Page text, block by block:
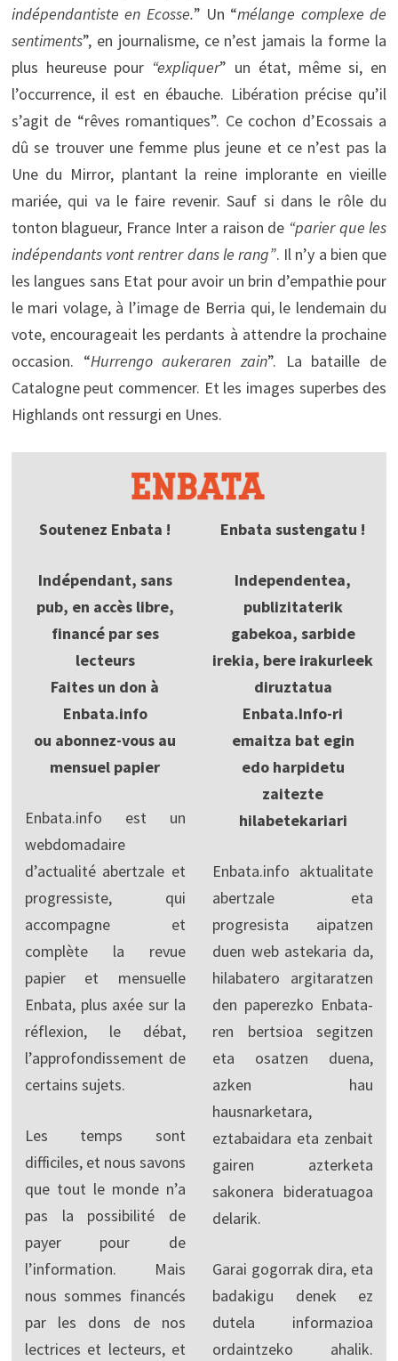
indépendantiste en Ecosse.” Un “mélange complexe de
sentiments”, en journalisme, ce n’est jamais la forme la
plus heureuse pour “expliquer” un état, même si, en
l’occurrence, il est en ébauche. Libération précise qu’il
s’agit de “rêves romantiques”. Ce cochon d’Ecossais a
dû se trouver une femme plus jeune et ce n’est pas la
Une du Mirror, plantant la reine implorante en vieille
mariée, qui va le faire revenir. Sauf si dans le rôle du
tonton blagueur, France Inter a raison de “parier que les
indépendants vont rentrer dans le rang”. Il n’y a bien que
les langues sans Etat pour avoir un brin d’empathie pour
le mari volage, à l’image de Berria qui, le lendemain du
vote, encourageait les perdants à attendre la prochaine
occasion. “Hurrengo aukeraren zain”. La bataille de
Catalogne peut commencer. Et les images superbes des
Highlands ont ressurgi en Unes.
Soutenez Enbata !
Indépendant, sans
pub, en accès libre,
financé par ses
lecteurs
Faites un don à
Enbata.info
ou abonnez-vous au
mensuel papier
Enbata.info est un
webdomadaire
d’actualité abertzale et
progressiste, qui
accompagne et
complète la revue
papier et mensuelle
Enbata, plus axée sur la
réflexion, le débat,
l’approfondissement de
certains sujets.
Les temps sont
difficiles, et nous savons
que tout le monde n’a
pas la possibilité de
payer pour de
l’information. Mais
nous sommes financés
par les dons de nos
lectrices et lecteurs, et
Enbata sustengatu !
Independentea,
publizitaterik
gabekoa, sarbide
irekia, bere irakurleek
diruztatua
Enbata.Info-ri
emaitza bat egin
edo harpidetu
zaitezte
hilabetekariari
Enbata.info aktualitate
abertzale eta
progresista aipatzen
duen web astekaria da,
hilabatero argitaratzen
den paperezko Enbata-
ren bertsioa segitzen
eta osatzen duena,
azken hau
hausnarketara,
eztabaidara eta zenbait
gairen azterketa
sakonera bideratuagoa
delarik.
Garai gogorrak dira, eta
badakigu denek ez
dutela informazioa
ordaintzeko ahalik.